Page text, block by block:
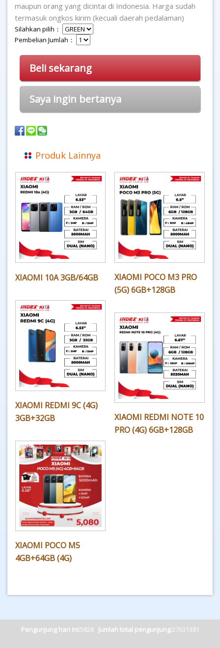
maupun orang yang dicintai di Indonesia. Harga sudah
termasuk ongkos kirim (kecuali daerah pedalaman)
Silahkan pilih：
Pembelian Jumlah：
Beli sekarang
Saya ingin bertanya
Produk Lainnya
XIAOMI 10A 3GB/64GB
XIAOMI POCO M3 PRO
(5G) 6GB+128GB
XIAOMI REDMI 9C (4G)
3GB+32GB
XIAOMI REDMI NOTE 10
PRO (4G) 6GB+128GB
XIAOMI POCO M5
4GB+64GB (4G)
Pengunjung hari ini:5828 Jumlah total pengunjung:27631381